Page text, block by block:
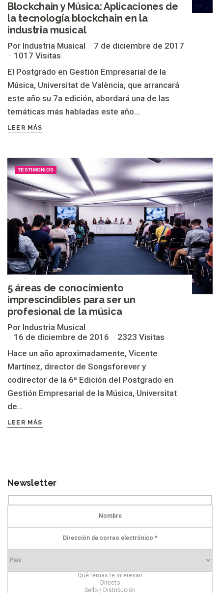
Blockchain y Música: Aplicaciones de
la tecnología blockchain en la
industria musical
Por Industria Musical
7 de diciembre de 2017
1017 Visitas
El Postgrado en Gestión Empresarial de la
Música, Universitat de València, que arrancará
este año su 7a edición, abordará una de las
temáticas más habladas este año...
LEER MÁS
TESTIMONIOS
5 áreas de conocimiento
imprescindibles para ser un
profesional de la música
Por Industria Musical
16 de diciembre de 2016
2323 Visitas
Hace un año aproximadamente, Vicente
Martínez, director de Songsforever y
codirector de la 6ª Edición del Postgrado en
Gestión Empresarial de la Música, Universitat
de...
LEER MÁS
Newsletter